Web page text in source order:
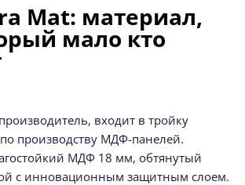
Mat: материал,
мало кто
входит в тройку
производству МДФ-панелей.
МДФ 18 мм, обтянутый
с инновационным защитным слоем.